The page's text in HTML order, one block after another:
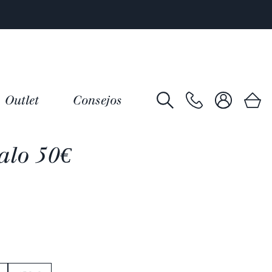
Outlet Consejos
50€